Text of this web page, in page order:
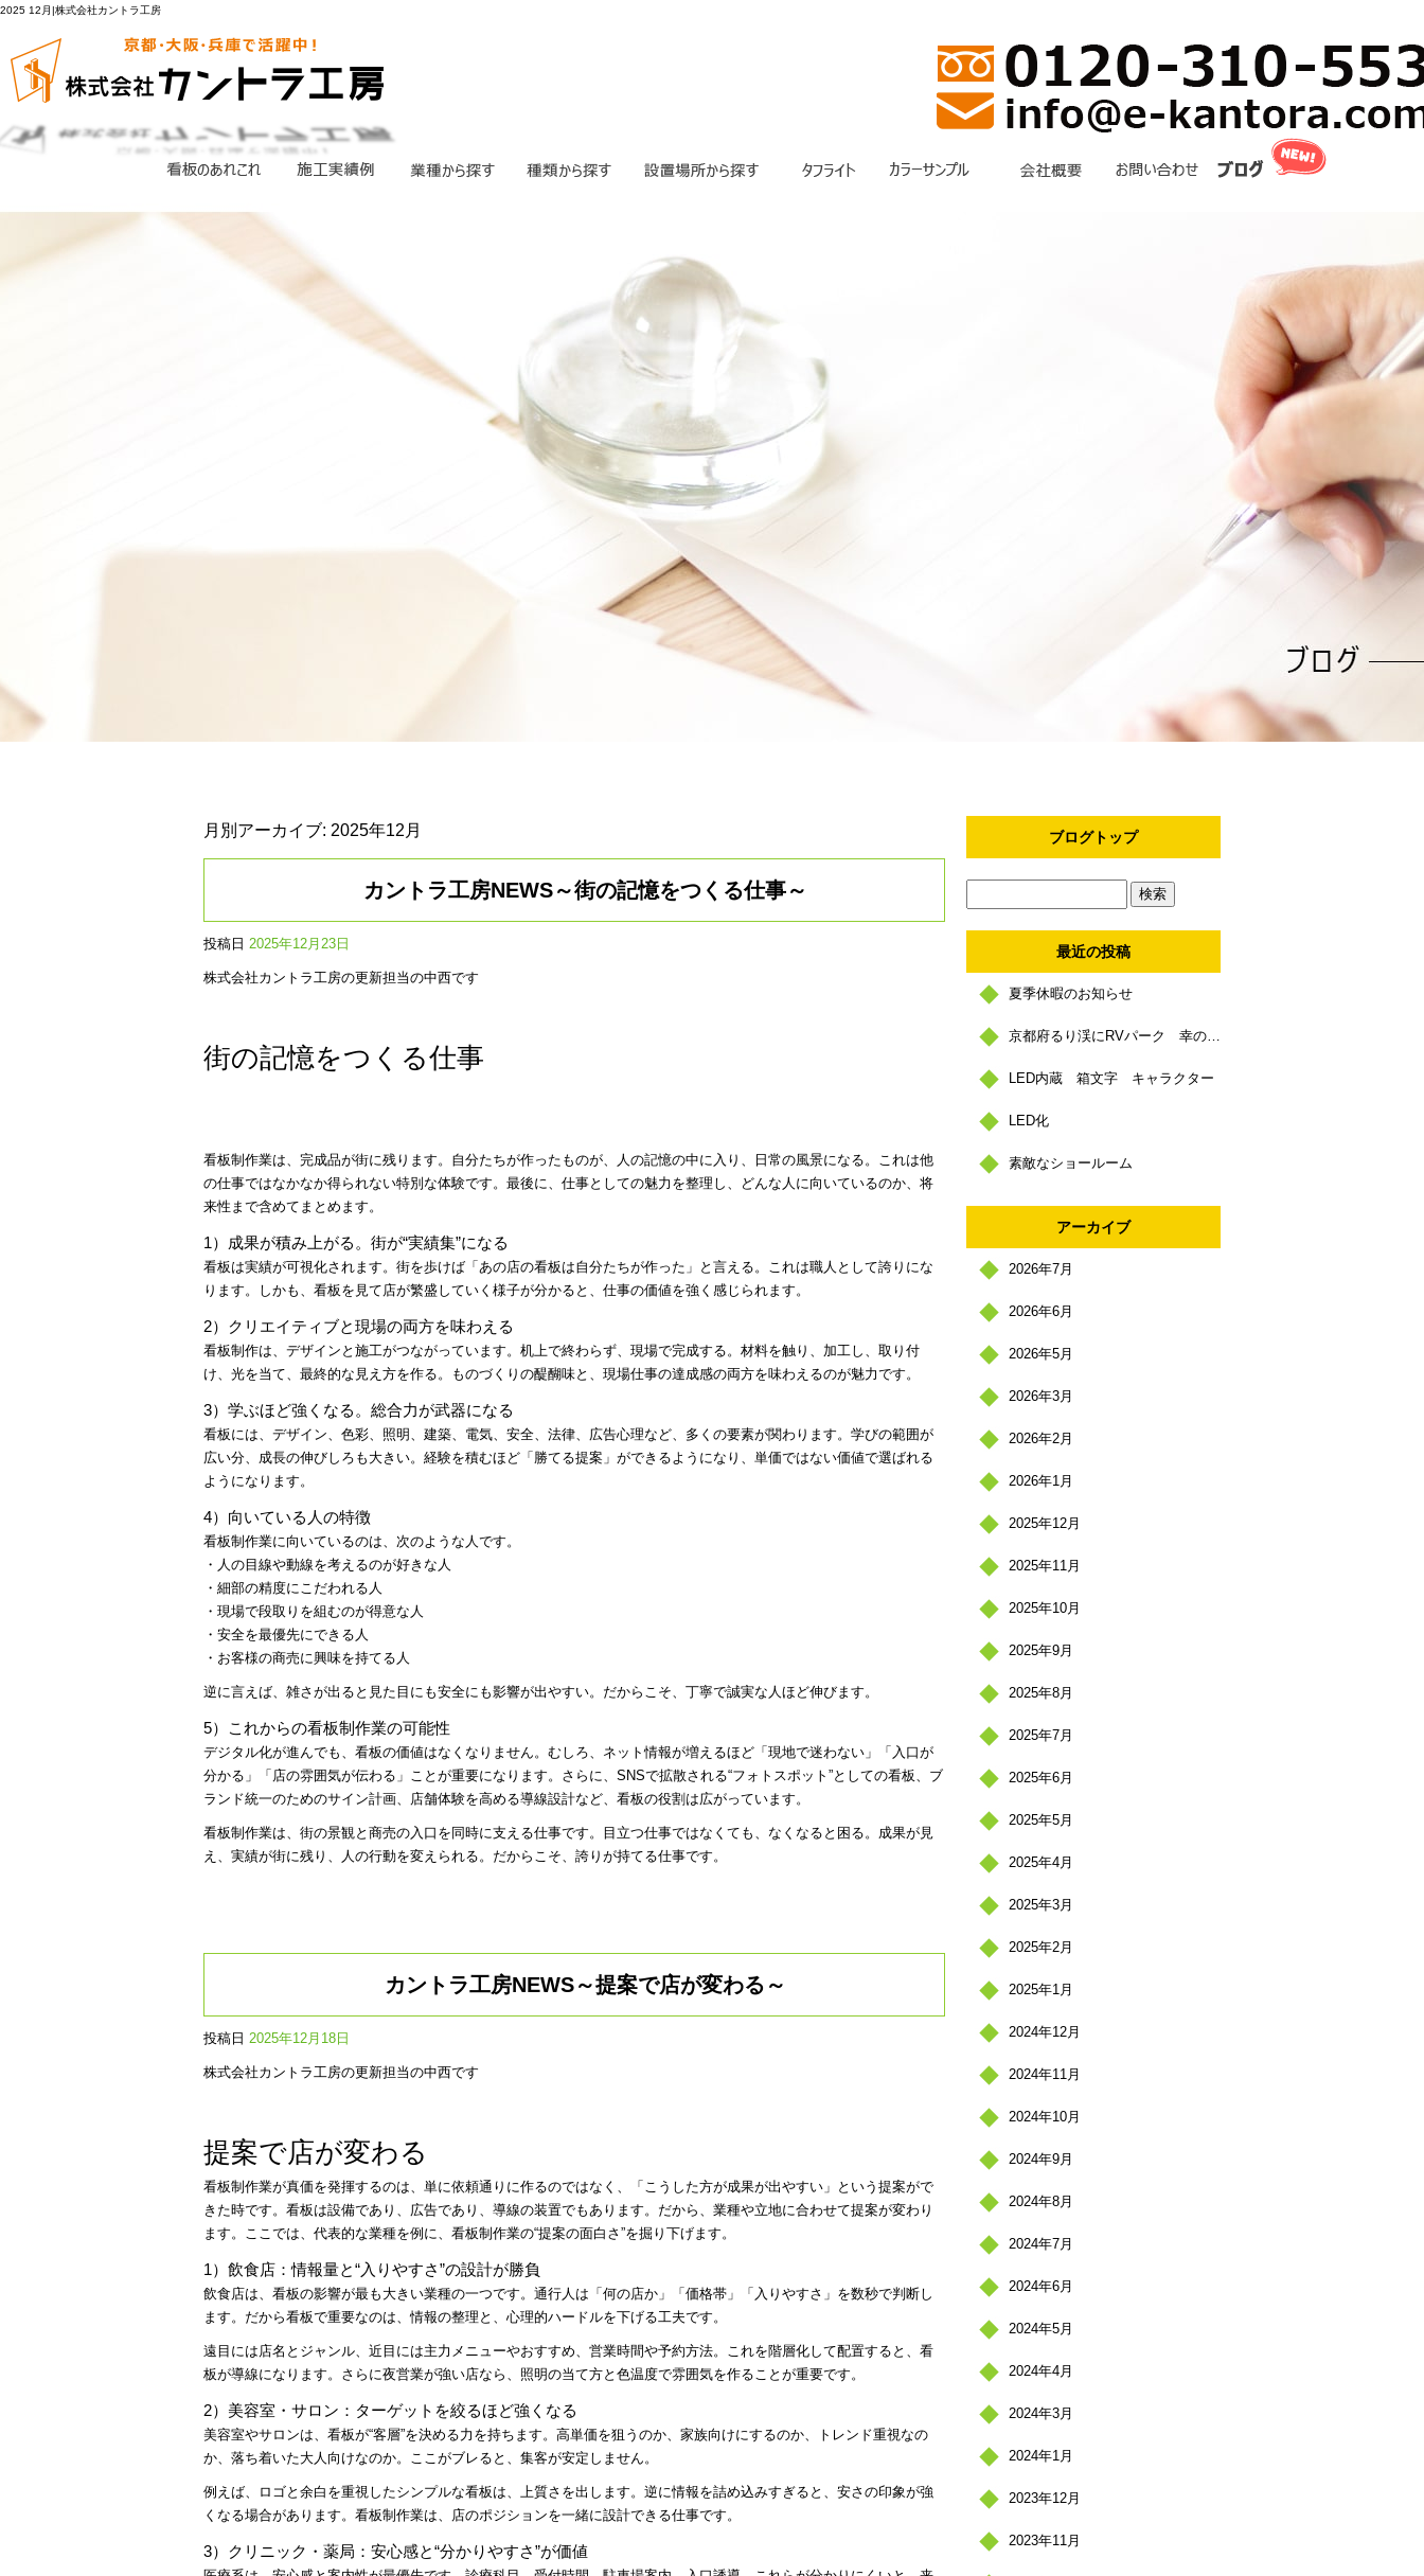
2025 12月|株式会社カントラ工房
月別アーカイブ: 2025年12月
カントラ工房NEWS～街の記憶をつくる仕事～
投稿日 2025年12月23日
株式会社カントラ工房の更新担当の中西です
街の記憶をつくる仕事
看板制作業は、完成品が街に残ります。自分たちが作ったものが、人の記憶の中に入り、日常の風景になる。これは他
の仕事ではなかなか得られない特別な体験です。最後に、仕事としての魅力を整理し、どんな人に向いているのか、将
来性まで含めてまとめます。
1）成果が積み上がる。街が“実績集”になる
看板は実績が可視化されます。街を歩けば「あの店の看板は自分たちが作った」と言える。これは職人として誇りにな
ります。しかも、看板を見て店が繁盛していく様子が分かると、仕事の価値を強く感じられます。
2）クリエイティブと現場の両方を味わえる
看板制作は、デザインと施工がつながっています。机上で終わらず、現場で完成する。材料を触り、加工し、取り付
け、光を当て、最終的な見え方を作る。ものづくりの醍醐味と、現場仕事の達成感の両方を味わえるのが魅力です。
3）学ぶほど強くなる。総合力が武器になる
看板には、デザイン、色彩、照明、建築、電気、安全、法律、広告心理など、多くの要素が関わります。学びの範囲が
広い分、成長の伸びしろも大きい。経験を積むほど「勝てる提案」ができるようになり、単価ではない価値で選ばれる
ようになります。
4）向いている人の特徴
看板制作業に向いているのは、次のような人です。
・人の目線や動線を考えるのが好きな人
・細部の精度にこだわれる人
・現場で段取りを組むのが得意な人
・安全を最優先にできる人
・お客様の商売に興味を持てる人
逆に言えば、雑さが出ると見た目にも安全にも影響が出やすい。だからこそ、丁寧で誠実な人ほど伸びます。
5）これからの看板制作業の可能性
デジタル化が進んでも、看板の価値はなくなりません。むしろ、ネット情報が増えるほど「現地で迷わない」「入口が
分かる」「店の雰囲気が伝わる」ことが重要になります。さらに、SNSで拡散される“フォトスポット”としての看板、ブ
ランド統一のためのサイン計画、店舗体験を高める導線設計など、看板の役割は広がっています。
看板制作業は、街の景観と商売の入口を同時に支える仕事です。目立つ仕事ではなくても、なくなると困る。成果が見
え、実績が街に残り、人の行動を変えられる。だからこそ、誇りが持てる仕事です。
カントラ工房NEWS～提案で店が変わる～
投稿日 2025年12月18日
株式会社カントラ工房の更新担当の中西です
提案で店が変わる
看板制作業が真価を発揮するのは、単に依頼通りに作るのではなく、「こうした方が成果が出やすい」という提案がで
きた時です。看板は設備であり、広告であり、導線の装置でもあります。だから、業種や立地に合わせて提案が変わり
ます。ここでは、代表的な業種を例に、看板制作業の“提案の面白さ”を掘り下げます。
1）飲食店：情報量と“入りやすさ”の設計が勝負
飲食店は、看板の影響が最も大きい業種の一つです。通行人は「何の店か」「価格帯」「入りやすさ」を数秒で判断し
ます。だから看板で重要なのは、情報の整理と、心理的ハードルを下げる工夫です。
遠目には店名とジャンル、近目には主力メニューやおすすめ、営業時間や予約方法。これを階層化して配置すると、看
板が導線になります。さらに夜営業が強い店なら、照明の当て方と色温度で雰囲気を作ることが重要です。
2）美容室・サロン：ターゲットを絞るほど強くなる
美容室やサロンは、看板が“客層”を決める力を持ちます。高単価を狙うのか、家族向けにするのか、トレンド重視なの
か、落ち着いた大人向けなのか。ここがブレると、集客が安定しません。
例えば、ロゴと余白を重視したシンプルな看板は、上質さを出します。逆に情報を詰め込みすぎると、安さの印象が強
くなる場合があります。看板制作業は、店のポジションを一緒に設計できる仕事です。
3）クリニック・薬局：安心感と“分かりやすさ”が価値
ブログトップ
最近の投稿
夏季休暇のお知らせ
京都府るり渓にRVパーク 幸の里 https://sachinosato.com/
LED内蔵 箱文字 キャラクター
LED化
素敵なショールーム
アーカイブ
2026年7月
2026年6月
2026年5月
2026年3月
2026年2月
2026年1月
2025年12月
2025年11月
2025年10月
2025年9月
2025年8月
2025年7月
2025年6月
2025年5月
2025年4月
2025年3月
2025年2月
2025年1月
2024年12月
2024年11月
2024年10月
2024年9月
2024年8月
2024年7月
2024年6月
2024年5月
2024年4月
2024年3月
2024年1月
2023年12月
2023年11月